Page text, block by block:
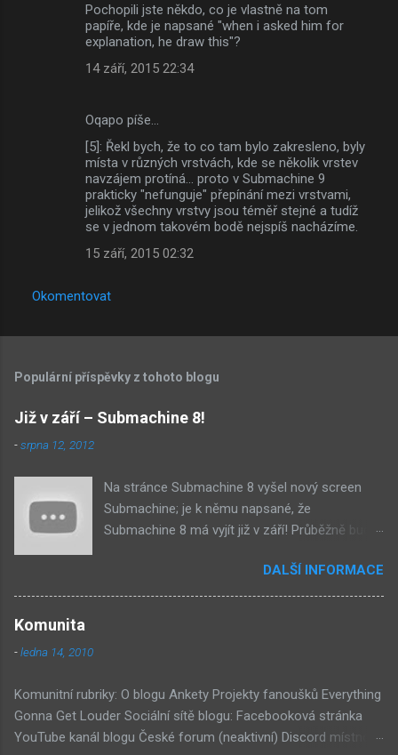
Pochopili jste někdo, co je vlastně na tom
papíře, kde je napsané "when i asked him for
explanation, he draw this"?
14 září, 2015 22:34
Oqapo píše…
[5]: Řekl bych, že to co tam bylo zakresleno, byly
místa v různých vrstvách, kde se několik vrstev
navzájem protíná... proto v Submachine 9
prakticky "nefunguje" přepínání mezi vrstvami,
jelikož všechny vrstvy jsou téměř stejné a tudíž
se v jednom takovém bodě nejspíš nacházíme.
15 září, 2015 02:32
Okomentovat
Populární příspěvky z tohoto blogu
Již v září – Submachine 8!
-srpna 12, 2012
Na stránce Submachine 8 vyšel nový screen
Submachine; je k němu napsané, že
Submachine 8 má vyjít již v září! Průběžně budu
zveřejněný materiál ze Submachine 8. Zvukové
pozadí menu. První screen, který se na stránce
v DaymareTown 1 ( stránka sub8 ) Screen, který
se objevil jako ikona her na PastelPortal.com,
vypadá to snad že vystoupíme z Liziny lodi,
DALŠÍ INFORMACE
Komunita
-ledna 14, 2010
Komunitní rubriky: O blogu Ankety Projekty fanoušků Everything
Gonna Get Louder Sociální sítě blogu: Facebooková stránka
YouTube kanál blogu České forum (neaktivní) Discord místnost